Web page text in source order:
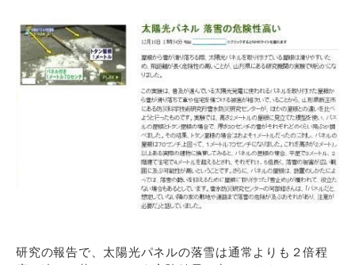
研究の報告で、太陽光パネルの落雪は通常よりも２倍程